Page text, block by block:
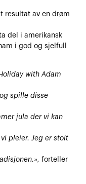
resultat av en drøm
del i amerikansk
i god og sjelfull
with Adam
spille disse
jula der vi kan
pleier. Jeg er stolt
forteller